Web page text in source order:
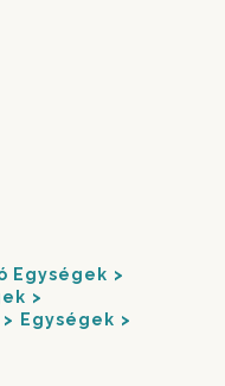
Egységek
Egységek